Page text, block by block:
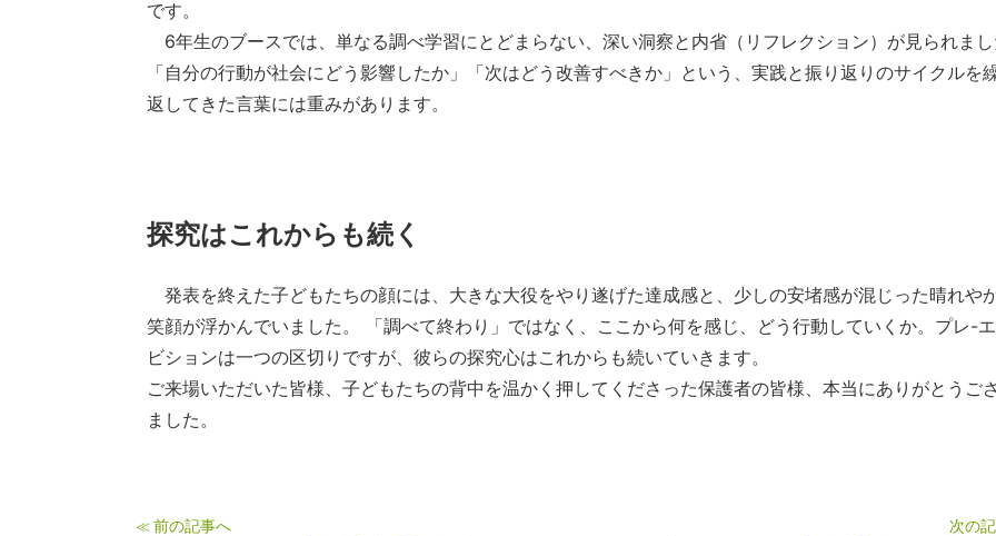
です。
6年生のブースでは、単なる調べ学習にとどまらない、深い洞察と内省（リフレクション）が見られまし
「自分の行動が社会にどう影響したか」「次はどう改善すべきか」という、実践と振り返りのサイクルを
返してきた言葉には重みがあります。
探究はこれからも続く
発表を終えた子どもたちの顔には、大きな大役をやり遂げた達成感と、少しの安堵感が混じった晴れや
笑顔が浮かんでいました。 「調べて終わり」ではなく、ここから何を感じ、どう行動していくか。プレ-
ビションは一つの区切りですが、彼らの探究心はこれからも続いていきます。
ご来場いただいた皆様、子どもたちの背中を温かく押してくださった保護者の皆様、本当にありがとうご
ました。
≪前の記事へ
次の